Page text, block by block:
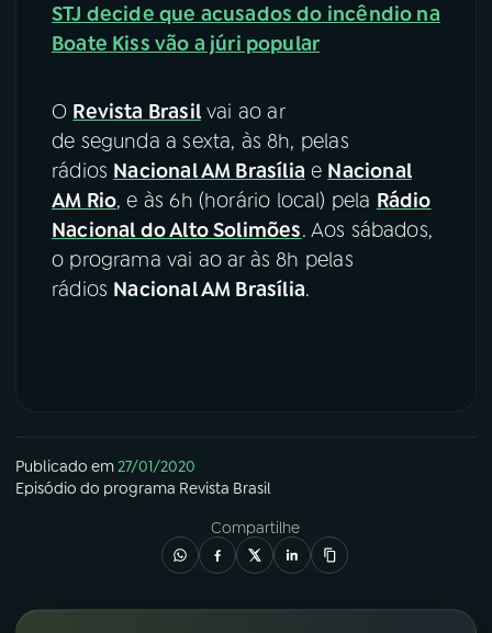
STJ decide que acusados do incêndio na
Boate Kiss vão a júri popular
O Revista Brasilvai ao ar
de segunda a sexta, às 8h, pelas
rádios Nacional AM Brasília e Nacional
AM Rio, e às 6h (horário local) pela Rádio
Nacional do Alto Solimões. Aos sábados,
o programa vai ao ar às 8h pelas
rádios Nacional AM Brasília.
Publicado em27/01/2020
Episódio do programa Revista Brasil
Compartilhe